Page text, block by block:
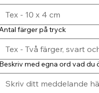
färger på tryck
med egna ord vad du